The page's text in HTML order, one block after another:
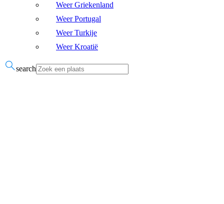
Weer Griekenland
Weer Portugal
Weer Turkije
Weer Kroatië
search